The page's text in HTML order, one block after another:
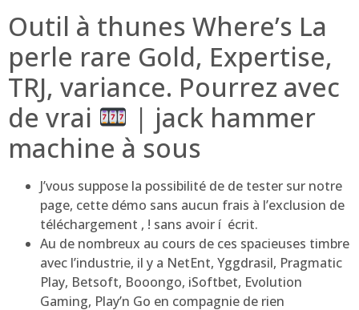
Outil à thunes Where’s La
perle rare Gold, Expertise,
TRJ, variance. Pourrez avec
de vrai
| jack hammer
machine à sous
J’vous suppose la possibilité de de tester sur notre
page, cette démo sans aucun frais à l’exclusion de
téléchargement , ! sans avoir í écrit.
Au de nombreux au cours de ces spacieuses timbre
avec l’industrie, il y a NetEnt, Yggdrasil, Pragmatic
Play, Betsoft, Booongo, iSoftbet, Evolution
Gaming, Play’n Go en compagnie de rien